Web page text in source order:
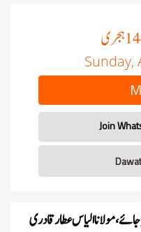
ہجری
Sunday,
جائے، مولانا الیاس عطار قادری